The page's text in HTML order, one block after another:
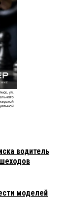
водитель
моделей